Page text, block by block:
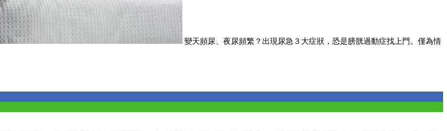
變天頻尿、夜尿頻繁？出現尿急３大症狀，恐是膀胱過動症找上門。僅為情